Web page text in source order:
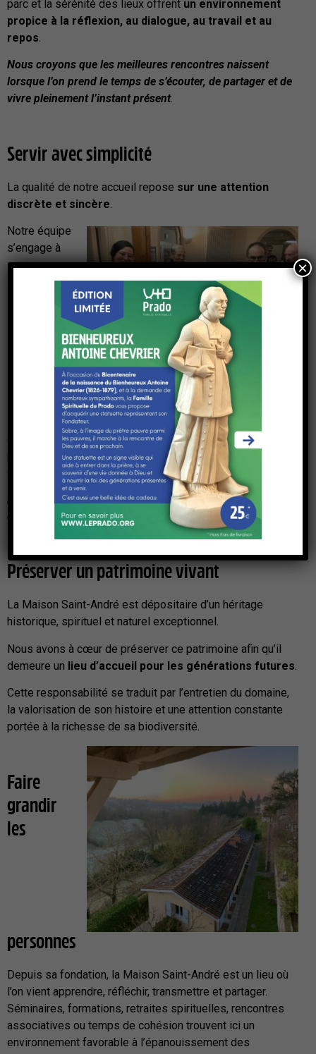
parc et la sérénité des lieux offrent un environnement
propice à la réflexion, au dialogue, au travail et au
repos
Nous croyons que les meilleures rencontres naissent
lorsque l’on prend le temps de s’écouter, de partager et de
vivre pleinement l’instant présent.
Servir avec simplicité
La qualité de notre accueil repose sur une attention
discrète et sincère.
La Cheffe Meriem et les frères du Prado
François & David
Notre équipe
s’engage à
accompagner chaque projet avec disponibilité,
professionnalisme et esprit de service, dans le respect de
La simplicité, chère à Antoine Chevrier, demeure au cœur
de notre manière d’accueillir
Préserver un patrimoine vivant
La Maison Saint-André est dépositaire d’un héritage
historique, spirituel et naturel exceptionnel.
Nous avons à cœur de préserver ce patrimoine afin qu’il
demeure un lieu d’accueil pour les générations futures.
Cette responsabilité se traduit par l’entretien du domaine,
la valorisation de son histoire et une attention constante
portée à la richesse de sa biodiversité.
Faire
grandir
les
personnes
Depuis sa fondation, la Maison Saint-André est un lieu où
l’on vient apprendre, réfléchir, transmettre et partager.
Séminaires, formations, retraites spirituelles, rencontres
associatives ou temps de cohésion trouvent ici un
environnement favorable à l’épanouissement des
×